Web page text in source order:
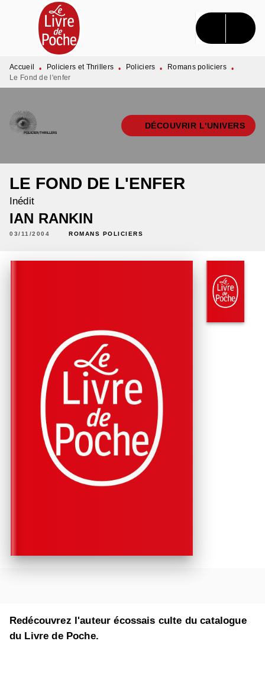
MENU RECHERCHE CONTENU
PIED DE PAGE
Accueil • Policiers et Thrillers • Policiers • Romans policiers •
Le Fond de l'enfer
DÉCOUVRIR L'UNIVERS
LE FOND DE L'ENFER
Inédit
IAN RANKIN
03/11/2004 ROMANS POLICIERS
Redécouvrez l'auteur écossais culte du catalogue
du Livre de Poche.